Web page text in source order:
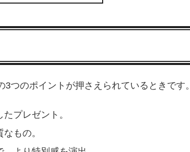
つのポイントが押さえられているときです。
プレゼント。
もの。